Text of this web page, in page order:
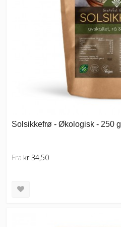
Solsikkefrø - Økologisk - 250 g
Fra kr 34,50